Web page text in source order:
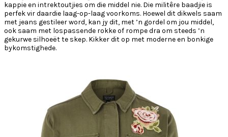
kappie en intrektoutjies om die middel nie. Die militêre baadjie is
perfek vir daardie laag-op-laag voorkoms. Hoewel dit dikwels saam
met jeans gestileer word, kan jy dit, met ’n gordel om jou middel,
ook saam met lospassende rokke of rompe dra om steeds ’n
gekurwe silhoeët te skep. Kikker dit op met moderne en bonkige
bykomstighede.